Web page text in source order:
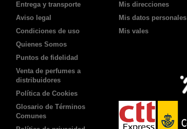
Entrega y transporte
Aviso legal
Condiciones de uso
Quienes Somos
Puntos de fidelidad
Venta de perfumes a
distribuidores
Política de Cookies
Glosario de Términos
Comunes
Mis direcciones
Mis datos personales
Mis vales